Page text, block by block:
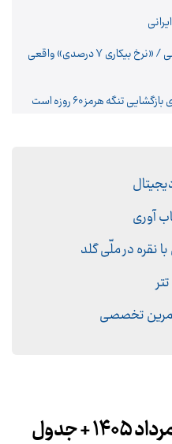
خروج یک میلیون کارگر از بازار کار رسمی / «نرخ بیکاری ۷ درصدی» واقعی
تنگه هرمز ۶۰ روزه است
آوری
نقره در ملّی گلد
تخصصی